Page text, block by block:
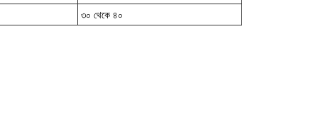
৩০ থেকে ৪০